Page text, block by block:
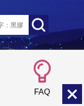
FAQ
小 中